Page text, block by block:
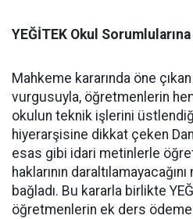
YEĞİTEK Okul
Mahkeme kararında öne
vurgusuyla, öğretmenlerin
okulun teknik işlerini
hiyerarşisine dikkat çeken
esas gibi idari metinlerle
haklarının
bağladı. Bu kararla birlikte
öğretmenlerin ek ders